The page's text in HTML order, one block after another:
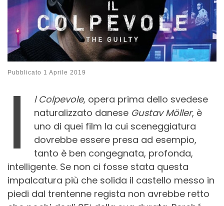
Pubblicato 1 Aprile 2019
I l Colpevole, opera prima dello svedese
naturalizzato danese Gustav Möller, è
uno di quei film la cui sceneggiatura
dovrebbe essere presa ad esempio,
tanto è ben congegnata, profonda,
intelligente. Se non ci fosse stata questa
impalcatura più che solida il castello messo in
piedi dal trentenne regista non avrebbe retto